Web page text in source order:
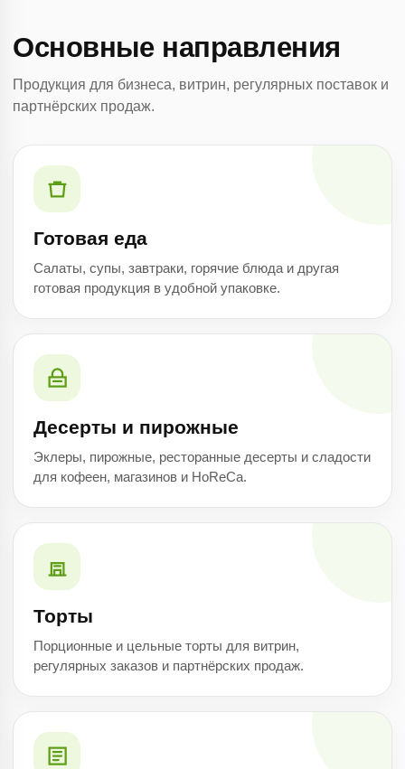
Основные направления
Продукция для бизнеса, витрин, регулярных поставок и
партнёрских продаж.
Готовая еда
Салаты, супы, завтраки, горячие блюда и другая
готовая продукция в удобной упаковке.
Десерты и пирожные
Эклеры, пирожные, ресторанные десерты и сладости
для кофеен, магазинов и HoReCa.
Торты
Порционные и цельные торты для витрин,
регулярных заказов и партнёрских продаж.